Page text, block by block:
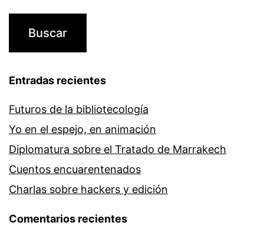
Entradas recientes
Futuros de la bibliotecología
Yo en el espejo, en animación
Diplomatura sobre el Tratado de Marrakech
Cuentos encuarentenados
Charlas sobre hackers y edición
Comentarios recientes